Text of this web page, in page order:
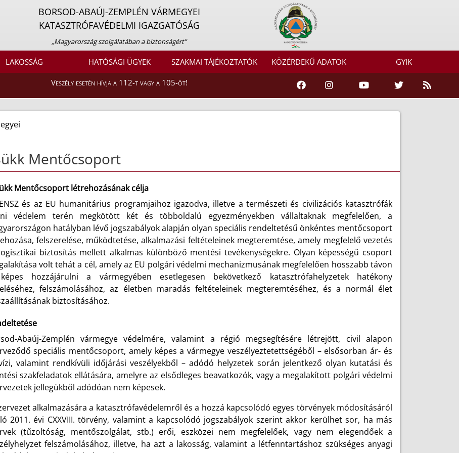
BORSOD-ABAÚJ-ZEMPLÉN VÁRMEGYEI
KATASZTRÓFAVÉDELMI IGAZGATÓSÁG
„Magyarország szolgálatában a biztonságért”
LAKOSSÁG HATÓSÁGI ÜGYEK SZAKMAI TÁJÉKOZTATÓK KÖZÉRDEKŰ ADATOK GYIK
Veszély esetén hívja a 112-t vagy a 105-öt!
Mentőcsoport
Mentőcsoport létrehozásának célja
és az EU humanitárius programjaihoz igazodva, illetve a természeti és civilizációs katasztrófák
védelem terén megkötött két és többoldalú egyezményekben vállaltaknak megfelelően, a
hatályban lévő jogszabályok alapján olyan speciális rendeltetésű önkéntes mentőcsoport
felszerelése, működtetése, alkalmazási feltételeinek megteremtése, amely megfelelő vezetés
biztosítás mellett alkalmas különböző mentési tevékenységekre. Olyan képességű csoport
volt tehát a cél, amely az EU polgári védelmi mechanizmusának megfelelően hosszabb távon
hozzájárulni a vármegyében esetlegesen bekövetkező katasztrófahelyzetek hatékony
felszámolásához, az életben maradás feltételeinek megteremtéséhez, és a normál élet
biztosításához.
Abaúj-Zemplén vármegye védelmére, valamint a régió megsegítésére létrejött, civil alapon
speciális mentőcsoport, amely képes a vármegye veszélyeztetettségéből – elsősorban ár- és
valamint rendkívüli időjárási veszélyekből – adódó helyzetek során jelentkező olyan kutatási és
szakfeladatok ellátására, amelyre az elsődleges beavatkozók, vagy a megalakított polgári védelmi
jellegükből adódóan nem képesek.
alkalmazására a katasztrófavédelemről és a hozzá kapcsolódó egyes törvények módosításáról
2011. évi CXXVIII. törvény, valamint a kapcsolódó jogszabályok szerint akkor kerülhet sor, ha más
(tűzoltóság, mentőszolgálat, stb.) erői, eszközei nem megfelelőek, vagy nem elegendőek a
felszámolásához, illetve, ha azt a lakosság, valamint a létfenntartáshoz szükséges anyagi